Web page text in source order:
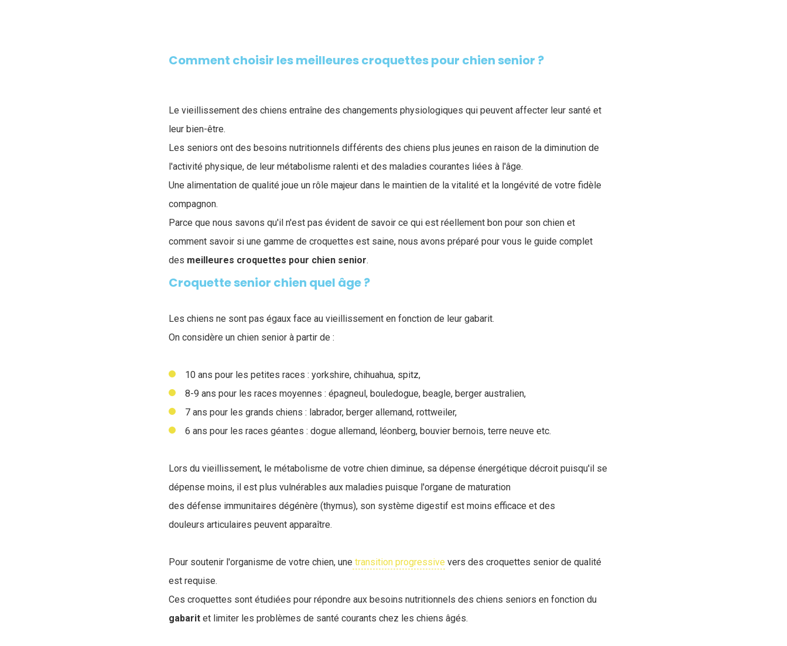
Comment choisir les meilleures croquettes pour chien senior ?
Le vieillissement des chiens entraîne des changements physiologiques qui peuvent affecter leur santé et
leur bien-être.
Les seniors ont des besoins nutritionnels différents des chiens plus jeunes en raison de la diminution de
l'activité physique, de leur métabolisme ralenti et des maladies courantes liées à l'âge.
Une alimentation de qualité joue un rôle majeur dans le maintien de la vitalité et la longévité de votre fidèle
compagnon.
Parce que nous savons qu'il n'est pas évident de savoir ce qui est réellement bon pour son chien et
comment savoir si une gamme de croquettes est saine, nous avons préparé pour vous le guide complet
des meilleures croquettes pour chien senior.
Croquette senior chien quel âge ?
Les chiens ne sont pas égaux face au vieillissement en fonction de leur gabarit.
On considère un chien senior à partir de :
10 ans pour les petites races : yorkshire, chihuahua, spitz,
8-9 ans pour les races moyennes : épagneul, bouledogue, beagle, berger australien,
7 ans pour les grands chiens : labrador, berger allemand, rottweiler,
6 ans pour les races géantes : dogue allemand, léonberg, bouvier bernois, terre neuve etc.
Lors du vieillissement, le métabolisme de votre chien diminue, sa dépense énergétique décroit puisqu'il se
dépense moins, il est plus vulnérables aux maladies puisque l'organe de maturation
des défense immunitaires dégénère (thymus), son système digestif est moins efficace et des
douleurs articulaires peuvent apparaître.
Pour soutenir l'organisme de votre chien, une transition progressive vers des croquettes senior de qualité
est requise.
Ces croquettes sont étudiées pour répondre aux besoins nutritionnels des chiens seniors en fonction du
gabarit et limiter les problèmes de santé courants chez les chiens âgés.